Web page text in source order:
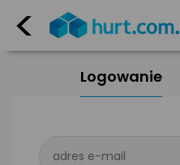
<
Logowanie
adres e-mail